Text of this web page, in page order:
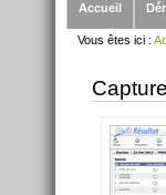
Accueil
Vous êtes ici :